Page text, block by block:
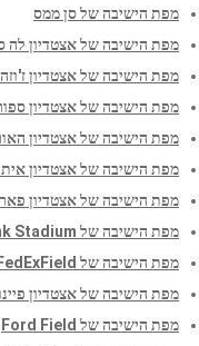
מפת הישיבה של סן ממס
מפת הישיבה של אצטדיון לה
מפת הישיבה של אצטדיון
מפת הישיבה של אצטדיון
מפת הישיבה של אצטדיון
מפת הישיבה של אצטדיון
מפת הישיבה של אצטדיון
מפת הישיבה של EverBank Stadium
מפת הישיבה של FedExField
מפת הישיבה של אצטדיון
מפת הישיבה של Ford Field